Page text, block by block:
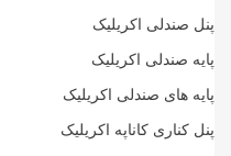
پنل صندلی اکریلیک
پایه صندلی اکریلیک
پایه های صندلی اکریلیک
پنل کناری کاناپه اکریلیک